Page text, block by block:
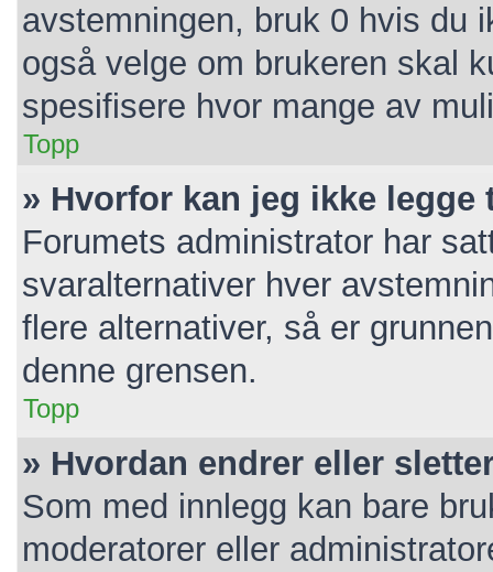
avstemningen, bruk 0 hvis du
også velge om brukeren skal
spesifisere hvor mange av
Topp
» Hvorfor kan jeg ikke
Forumets administrator har
svaralternativer hver
flere alternativer, så er
denne grensen.
Topp
» Hvordan endrer eller
Som med innlegg kan bare
moderatorer eller